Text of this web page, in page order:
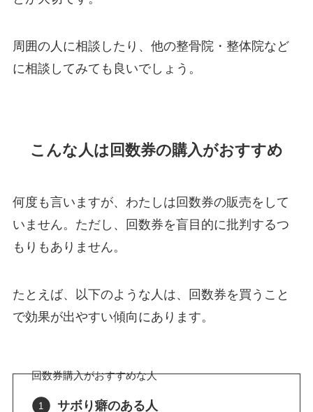
周囲の人に相談したり、他の整骨院・整体院など
に相談してみても良いでしょう。
こんな人は回数券の購入がおすすめ
何度も言いますが、わたしは回数券の販売をして
いません。ただし、回数券を盲目的に批判するつ
もりもありません。
たとえば、以下のような人は、回数券を買うこと
で効果が出やすい傾向にあります。
回数券購入がおすすめな人
サボり癖のある人